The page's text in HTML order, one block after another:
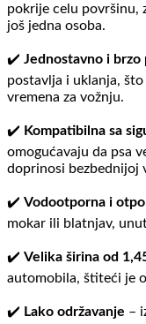
pokrije celu površinu,
još jedna osoba.
✔️ Jednostavno i brzo
postavlja i uklanja,
vremena za vožnju.
✔️ Kompatibilna sa
omogućavaju da psa
doprinosi bezbednijoj
✔️ Vodootporna i
mokar ili blatnjav,
✔️ Velika širina od
automobila, štiteći je
✔️ Lako održavanje –